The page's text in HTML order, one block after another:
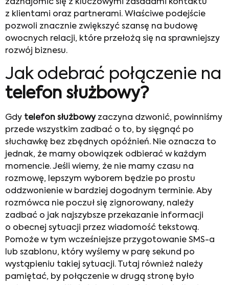
zaznajomić się z kluczowymi zasadami kontaktu
z klientami oraz partnerami. Właściwe podejście
pozwoli znacznie zwiększyć szansę na budowę
owocnych relacji, które przełożą się na sprawniejszy
rozwój biznesu.
Jak odebrać połączenie na
telefon służbowy?
Gdy telefon służbowyzaczyna dzwonić, powinniśmy
przede wszystkim zadbać o to, by sięgnąć po
słuchawkę bez zbędnych opóźnień. Nie oznacza to
jednak, że mamy obowiązek odbierać w każdym
momencie. Jeśli wiemy, że nie mamy czasu na
rozmowę, lepszym wyborem będzie po prostu
oddzwonienie w bardziej dogodnym terminie. Aby
rozmówca nie poczuł się zignorowany, należy
zadbać o jak najszybsze przekazanie informacji
o obecnej sytuacji przez wiadomość tekstową.
Pomoże w tym wcześniejsze przygotowanie SMS-a
lub szablonu, który wyślemy w parę sekund po
wystąpieniu takiej sytuacji. Tutaj również należy
pamiętać, by połączenie w drugą stronę było